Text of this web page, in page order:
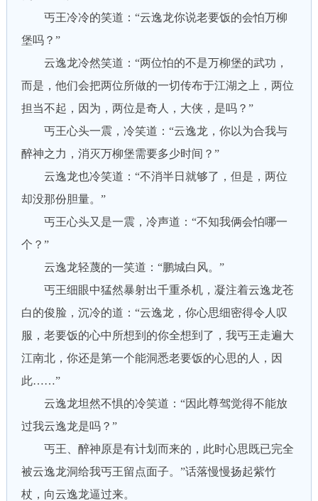
丐王冷冷的笑道：“云逸龙你说老要饭的会怕万柳
堡吗？”
云逸龙冷然笑道：“两位怕的不是万柳堡的武功，
而是，他们会把两位所做的一切传布于江湖之上，两位
担当不起，因为，两位是奇人，大侠，是吗？”
丐王心头一震，冷笑道：“云逸龙，你以为合我与
醉神之力，消灭万柳堡需要多少时间？”
云逸龙也冷笑道：“不消半日就够了，但是，两位
却没那份胆量。”
丐王心头又是一震，冷声道：“不知我俩会怕哪一
个？”
云逸龙轻蔑的一笑道：“鹏城白风。”
丐王细眼中猛然暴射出千重杀机，凝注着云逸龙苍
白的俊脸，沉冷的道：“云逸龙，你心思细密得令人叹
服，老要饭的心中所想到的你全想到了，我丐王走遍大
江南北，你还是第一个能洞悉老要饭的心思的人，因
此……”
云逸龙坦然不惧的冷笑道：“因此尊驾觉得不能放
过我云逸龙是吗？”
丐王、醉神原是有计划而来的，此时心思既已完全
被云逸龙洞给我丐王留点面子。”话落慢慢扬起紫竹
杖，向云逸龙逼过来。